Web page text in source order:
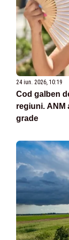
24 iun. 2026, 10:19
Cod galben
regiuni. ANM
grade